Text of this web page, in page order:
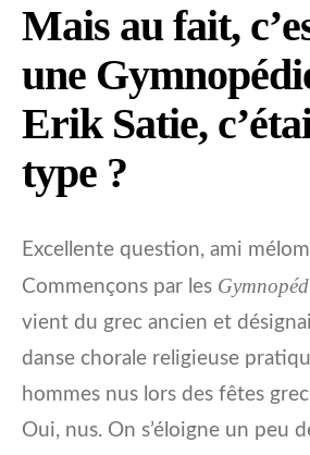
Mais au fait,
une
Erik Satie,
type ?
Excellente question, ami
Commençons par les
vient du grec ancien et
danse chorale religieuse
hommes nus lors des fêtes
Oui, nus. On s’éloigne un peu